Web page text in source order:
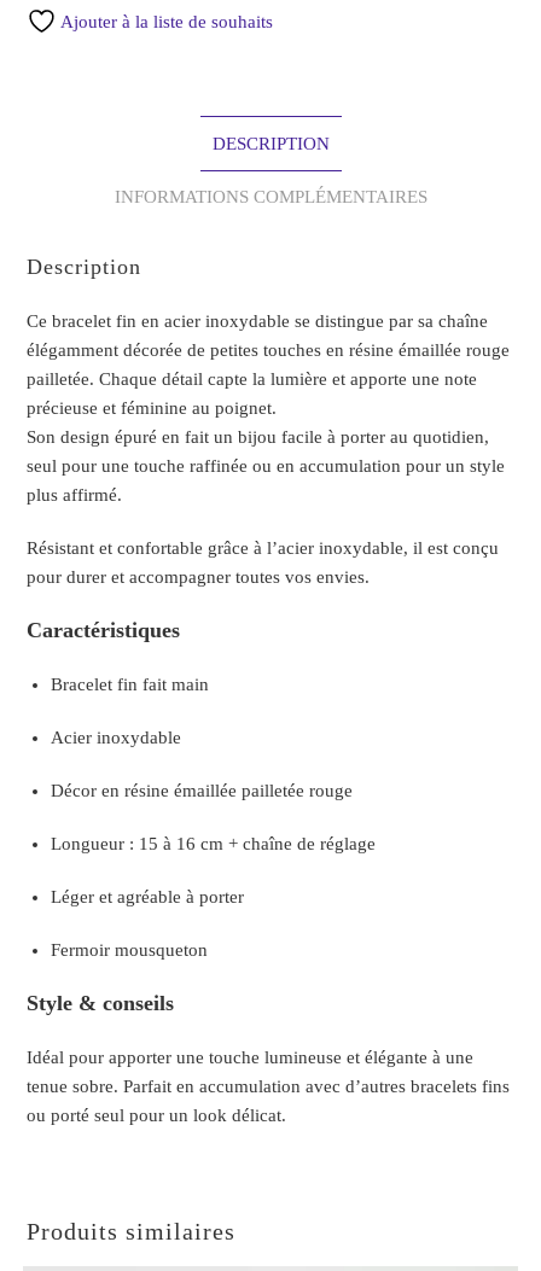
Ajouter à la liste de souhaits
DESCRIPTION
INFORMATIONS COMPLÉMENTAIRES
Description
Ce bracelet fin en acier inoxydable se distingue par sa chaîne
élégamment décorée de petites touches en résine émaillée rouge
pailletée. Chaque détail capte la lumière et apporte une note
précieuse et féminine au poignet.
Son design épuré en fait un bijou facile à porter au quotidien,
seul pour une touche raffinée ou en accumulation pour un style
plus affirmé.
Résistant et confortable grâce à l’acier inoxydable, il est conçu
pour durer et accompagner toutes vos envies.
Caractéristiques
Bracelet fin fait main
Acier inoxydable
Décor en résine émaillée pailletée rouge
Longueur : 15 à 16 cm + chaîne de réglage
Léger et agréable à porter
Fermoir mousqueton
Style & conseils
Idéal pour apporter une touche lumineuse et élégante à une
tenue sobre. Parfait en accumulation avec d’autres bracelets fins
ou porté seul pour un look délicat.
Produits similaires